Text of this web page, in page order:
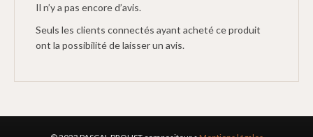
Il n’y a pas encore d’avis.
Seuls les clients connectés ayant acheté ce produit
ont la possibilité de laisser un avis.